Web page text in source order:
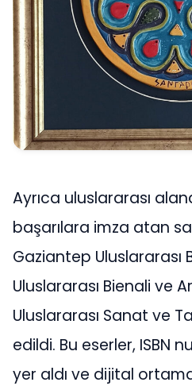
Ayrıca uluslararası
başarılara imza atan
Gaziantep Uluslararası
Uluslararası Bienali ve
Uluslararası Sanat ve
edildi. Bu eserler, ISBN
yer aldı ve dijital